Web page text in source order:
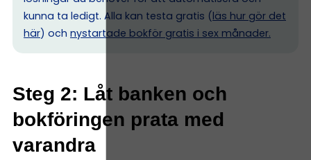
kunna ta ledigt. Alla kan testa gratis (läs hur gör det
här) och nystartade bokför gratis i sex månader.
Steg 2: Låt banken och
bokföringen prata med
varandra